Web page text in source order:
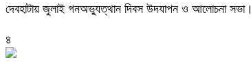
দেবহাটায় জুলাই গনঅভ্যুত্থান দিবস উদযাপন ও আলোচনা সভা।
৪